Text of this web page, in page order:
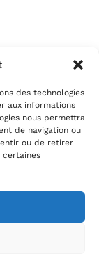
des technologies
aux informations
nous permettra
de navigation ou
ou de retirer
certaines
à 18h et le